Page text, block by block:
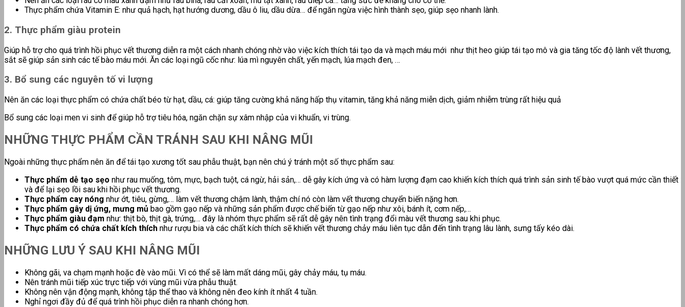
Thực phẩm chứa Vitamin E: như quả hạch, hạt hướng dương, dầu ô liu, dầu dừa… để ngăn ngừa việc hình thành sẹo, giúp sẹo nhanh lành.
2. Thực phẩm giàu protein
Giúp hỗ trợ cho quá trình hồi phục vết thương diễn ra một cách nhanh chóng nhờ vào việc kích thích tái tạo da và mạch máu mới như thịt heo giúp tái tạo mô và gia tăng tốc độ lành vết thương,
sắt sẽ giúp sản sinh các tế bào máu mới. Ăn các loại ngũ cốc như: lúa mì nguyên chất, yến mạch, lúa mạch đen, …
3. Bổ sung các nguyên tố vi lượng
Nên ăn các loại thực phẩm có chứa chất béo từ hạt, dầu, cá: giúp tăng cường khả năng hấp thụ vitamin, tăng khả năng miễn dịch, giảm nhiễm trùng rất hiệu quả
Bổ sung các loại men vi sinh để giúp hỗ trợ tiêu hóa, ngăn chặn sự xâm nhập của vi khuẩn, vi trùng.
NHỮNG THỰC PHẨM CẦN TRÁNH SAU KHI NÂNG MŨI
Ngoài những thực phẩm nên ăn để tái tạo xương tốt sau phẫu thuật, bạn nên chú ý tránh một số thực phẩm sau:
Thực phẩm dễ tạo sẹo như rau muống, tôm, mực, bạch tuột, cá ngừ, hải sản,… dễ gây kích ứng và có hàm lượng đạm cao khiến kích thích quá trình sản sinh tế bào vượt quá mức cần thiết
và để lại sẹo lồi sau khi hồi phục vết thương.
Thực phẩm cay nóng như ớt, tiêu, gừng,… làm vết thương chậm lành, thậm chí nó còn làm vết thương chuyển biến nặng hơn.
Thực phẩm gây dị ứng, mưng mủ bao gồm gạo nếp và những sản phẩm được chế biến từ gạo nếp như xôi, bánh ít, cơm nếp,…
Thực phẩm giàu đạm như: thịt bò, thịt gà, trứng,… đây là nhóm thực phẩm sẽ rất dễ gây nên tình trạng đổi màu vết thương sau khi phục.
Thực phẩm có chứa chất kích thích như rượu bia và các chất kích thích sẽ khiến vết thương chảy máu liên tục dẫn đến tình trạng lâu lành, sưng tấy kéo dài.
NHỮNG LƯU Ý SAU KHI NÂNG MŨI
Không gãi, va chạm mạnh hoặc đè vào mũi. Vì có thể sẽ làm mất dáng mũi, gây chảy máu, tụ máu.
Nên tránh mũi tiếp xúc trực tiếp với vùng mũi vừa phẫu thuật.
Không nên vận động mạnh, không tập thể thao và không nên đeo kính ít nhất 4 tuần.
Nghỉ ngơi đầy đủ để quá trình hồi phục diễn ra nhanh chóng hơn.